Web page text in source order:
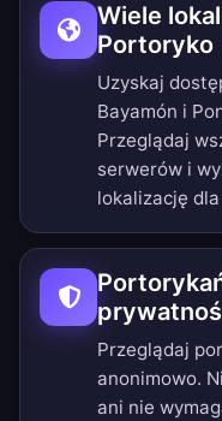
Wiele
Portoryko
Uzyskaj
Bayamón i
Przeglądaj
serwerów i
lokalizację
Przeglądaj
anonimowo.
ani nie